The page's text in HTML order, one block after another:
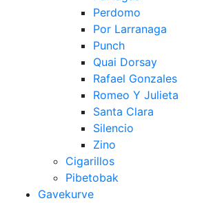
Perdomo
Por Larranaga
Punch
Quai Dorsay
Rafael Gonzales
Romeo Y Julieta
Santa Clara
Silencio
Zino
Cigarillos
Pibetobak
Gavekurve